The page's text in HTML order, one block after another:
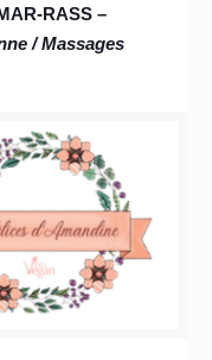
RASS –
/ Massages